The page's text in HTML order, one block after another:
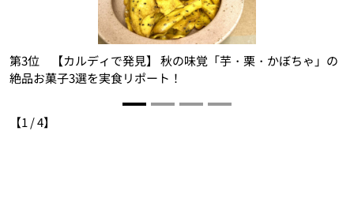
第3位 【カルディで発見】 秋の味覚「芋・栗・かぼちゃ」の
絶品お菓子3選を実食リポート！
【1 /4】